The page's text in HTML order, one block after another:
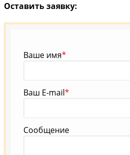
Оставить заявку:
Ваше имя*
Ваш E-mail*
Сообщение